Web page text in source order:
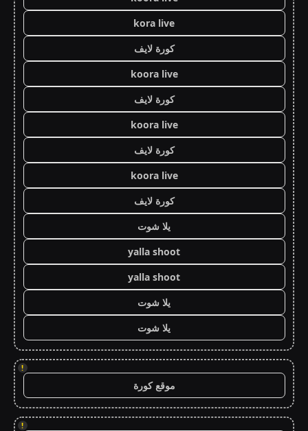
kora live
كورة لايف
koora live
كورة لايف
koora live
كورة لايف
koora live
كورة لايف
يلا شوت
yalla shoot
yalla shoot
يلا شوت
يلا شوت
!
موقع كورة
!